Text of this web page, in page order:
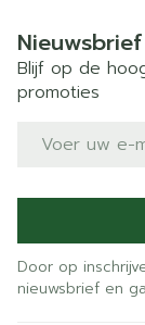
Nieuwsbrief
Blijf op de
promoties
E-mail adres
Door op
nieuwsbrief en